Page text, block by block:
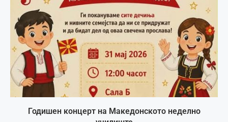
Годишен концерт на Македонското неделно